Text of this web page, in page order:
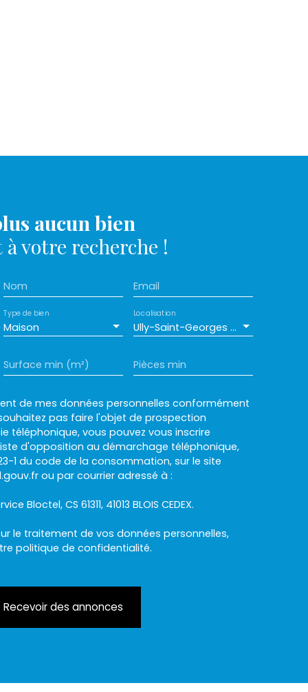
aucun bien
votre recherche !
Nom Email
Maison
Type de bien
Ully-Saint-Georges (60730)
Localisation
Surface min (m²) Pièces min
de mes données personnelles conformément
souhaitez pas faire l'objet de prospection
téléphonique, vous pouvez vous inscrire
d'opposition au démarchage téléphonique,
1 du code de la consommation, sur le site
ou par courrier adressé à :
Bloctel, CS 61311, 41013 BLOIS CEDEX.
le traitement de vos données personnelles,
politique de confidentialité.
Recevoir des annonces